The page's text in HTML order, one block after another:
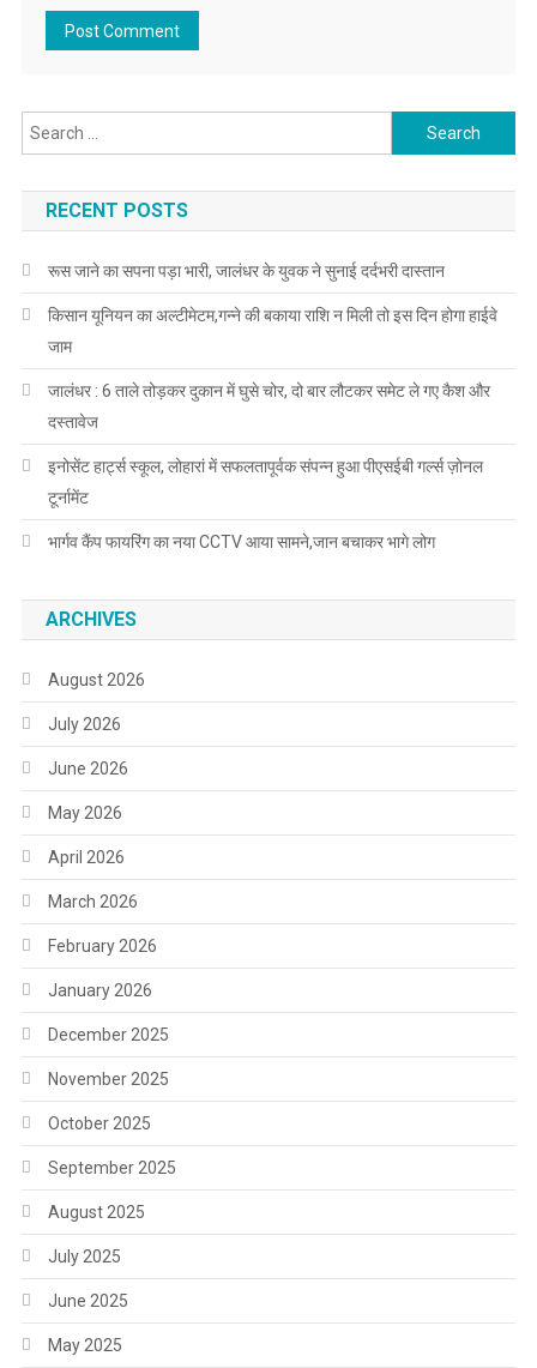
Search for:
RECENT POSTS
रूस जाने का सपना पड़ा भारी, जालंधर के युवक ने सुनाई दर्दभरी दास्तान
किसान यूनियन का अल्टीमेटम,गन्ने की बकाया राशि न मिली तो इस दिन होगा हाईवे
जाम
जालंधर : 6 ताले तोड़कर दुकान में घुसे चोर, दो बार लौटकर समेट ले गए कैश और
दस्तावेज
इनोसेंट हार्ट्स स्कूल, लोहारां में सफलतापूर्वक संपन्न हुआ पीएसईबी गर्ल्स ज़ोनल
टूर्नामेंट
भार्गव कैंप फायरिंग का नया CCTV आया सामने,जान बचाकर भागे लोग
ARCHIVES
August 2026
July 2026
June 2026
May 2026
April 2026
March 2026
February 2026
January 2026
December 2025
November 2025
October 2025
September 2025
August 2025
July 2025
June 2025
May 2025